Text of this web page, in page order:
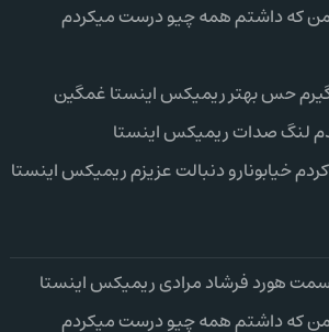
من که داشتم همه چیو درست میکردم
حس بهتر ریمیکس اینستا غمگین
لنگ صدات ریمیکس اینستا
خیابونارو دنبالت عزیزم ریمیکس اینستا
هورد فرشاد مرادی ریمیکس اینستا
من که داشتم همه چیو درست میکردم